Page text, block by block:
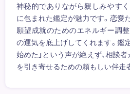
神秘的でありながら親しみやす
に包まれた鑑定が魅力です。恋愛
願望成就のためのエネルギー調
の運気を底上げしてくれます。鑑
始めた」という声が絶えず、相談
を引き寄せるための頼もしい伴走